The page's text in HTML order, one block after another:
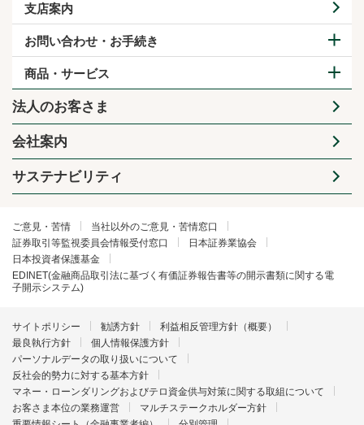
支店案内
お問い合わせ・お手続き
商品・サービス
法人のお客さま
会社案内
サステナビリティ
ご意見・苦情
当社以外のご意見・苦情窓口
証券取引等監視委員会情報受付窓口
日本証券業協会
日本投資者保護基金
EDINET(金融商品取引法に基づく有価証券報告書等の開示書類に関する電
子開示システム)
サイトポリシー 勧誘方針
利益相反管理方針（概要）
最良執行方針
個人情報保護方針
パーソナルデータの取り扱いについて
反社会的勢力に対する基本方針
マネー・ローンダリングおよびテロ資金供与対策に関する取組について
お客さま本位の業務運営
マルチステークホルダー方針